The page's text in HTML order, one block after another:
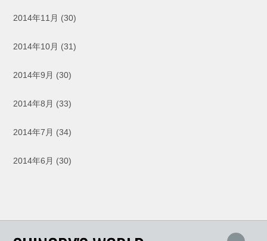
2014年11月 (30)
2014年10月 (31)
2014年9月 (30)
2014年8月 (33)
2014年7月 (34)
2014年6月 (30)